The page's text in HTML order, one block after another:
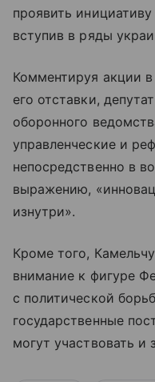
проявить
вступив в ряды
Комментируя акции
его отставки,
оборонного
управленческие и
непосредственно в
выражению,
изнутри».
Кроме того,
внимание к фигуре
с политической
государственные
могут участвовать и